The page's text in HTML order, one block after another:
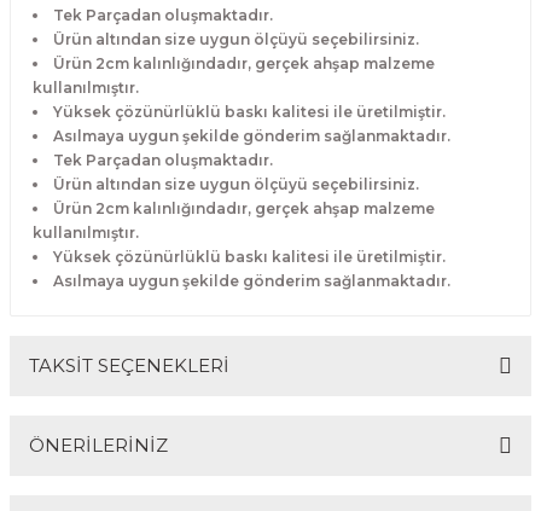
Tek Parçadan oluşmaktadır.
Ürün altından size uygun ölçüyü seçebilirsiniz.
Ürün 2cm kalınlığındadır, gerçek ahşap malzeme
kullanılmıştır.
Yüksek çözünürlüklü baskı kalitesi ile üretilmiştir.
Asılmaya uygun şekilde gönderim sağlanmaktadır.
Tek Parçadan oluşmaktadır.
Ürün altından size uygun ölçüyü seçebilirsiniz.
Ürün 2cm kalınlığındadır, gerçek ahşap malzeme
kullanılmıştır.
Yüksek çözünürlüklü baskı kalitesi ile üretilmiştir.
Asılmaya uygun şekilde gönderim sağlanmaktadır.
TAKSİT SEÇENEKLERİ
ÖNERİLERİNİZ